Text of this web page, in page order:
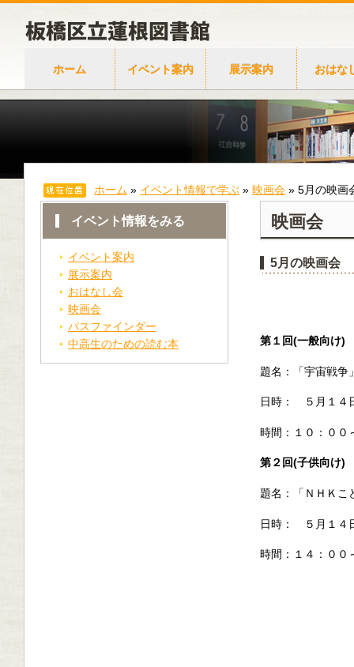
ホーム イベント案内 展示案内 おはな
ホーム » イベント情報で学ぶ » 映画会 » 5月の映画
イベント情報をみる
イベント案内
展示案内
おはなし会
映画会
パスファインダー
中高生のための読む本
映画会
5月の映画会
第１回(一般向け)
題名：「宇宙戦争
日時： ５月１４
時間：１０：０
第２回(子供向け)
題名：「ＮＨＫ
日時： ５月１４
時間：１４：０